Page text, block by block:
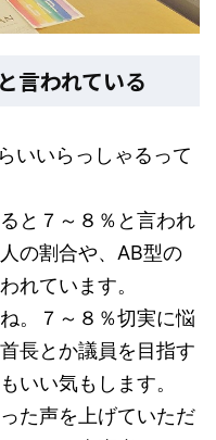
言われている
いいらっしゃるって
と７～８％と言われ
の割合や、AB型の
れています。
。７～８％切実に悩
長とか議員を目指す
いい気もします。
た声を上げていただ